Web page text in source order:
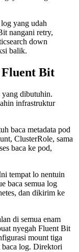
yang udah
nangani retry,
down
balik.
Fluent Bit
yang dibutuhin.
infrastruktur
baca metadata pod
ClusterRole, sama
baca ke pod,
tempat lo nentuin
baca semua log
dan dikirim ke
di semua enam
nyegah Fluent Bit
mount tiga
baca log. Direktori